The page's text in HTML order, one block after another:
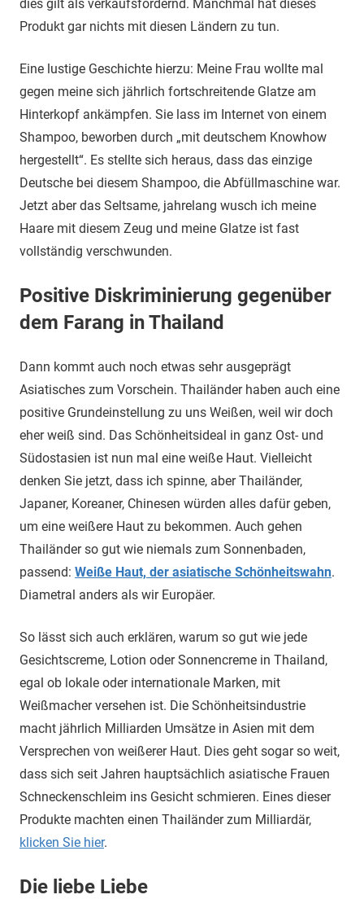
dies gilt als verkaufsfördernd. Manchmal hat dieses
Produkt gar nichts mit diesen Ländern zu tun.
Eine lustige Geschichte hierzu: Meine Frau wollte mal
gegen meine sich jährlich fortschreitende Glatze am
Hinterkopf ankämpfen. Sie lass im Internet von einem
Shampoo, beworben durch „mit deutschem Knowhow
hergestellt“. Es stellte sich heraus, dass das einzige
Deutsche bei diesem Shampoo, die Abfüllmaschine war.
Jetzt aber das Seltsame, jahrelang wusch ich meine
Haare mit diesem Zeug und meine Glatze ist fast
vollständig verschwunden.
Positive Diskriminierung gegenüber
dem Farang in Thailand
Dann kommt auch noch etwas sehr ausgeprägt
Asiatisches zum Vorschein. Thailänder haben auch eine
positive Grundeinstellung zu uns Weißen, weil wir doch
eher weiß sind. Das Schönheitsideal in ganz Ost- und
Südostasien ist nun mal eine weiße Haut. Vielleicht
denken Sie jetzt, dass ich spinne, aber Thailänder,
Japaner, Koreaner, Chinesen würden alles dafür geben,
um eine weißere Haut zu bekommen. Auch gehen
Thailänder so gut wie niemals zum Sonnenbaden,
passend: Weiße Haut, der asiatische Schönheitswahn.
Diametral anders als wir Europäer.
So lässt sich auch erklären, warum so gut wie jede
Gesichtscreme, Lotion oder Sonnencreme in Thailand,
egal ob lokale oder internationale Marken, mit
Weißmacher versehen ist. Die Schönheitsindustrie
macht jährlich Milliarden Umsätze in Asien mit dem
Versprechen von weißerer Haut. Dies geht sogar so weit,
dass sich seit Jahren hauptsächlich asiatische Frauen
Schneckenschleim ins Gesicht schmieren. Eines dieser
Produkte machten einen Thailänder zum Milliardär,
klicken Sie hier.
Die liebe Liebe